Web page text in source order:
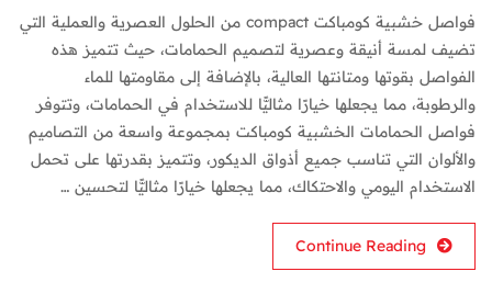
فواصل خشبية كومباكت compact من الحلول العصرية والعملية التي
تضيف لمسة أنيقة وعصرية لتصميم الحمامات، حيث تتميز هذه
الفواصل بقوتها ومتانتها العالية، بالإضافة إلى مقاومتها للماء
والرطوبة، مما يجعلها خيارًا مثاليًّا للاستخدام في الحمامات، وتتوفر
فواصل الحمامات الخشبية كومباكت بمجموعة واسعة من التصاميم
والألوان التي تناسب جميع أذواق الديكور، وتتميز بقدرتها على تحمل
الاستخدام اليومي والاحتكاك، مما يجعلها خيارًا مثاليًّا لتحسين …
Continue Reading